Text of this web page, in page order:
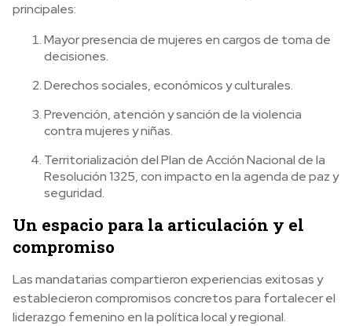
principales:
Mayor presencia de mujeres en cargos de toma de
decisiones.
Derechos sociales, económicos y culturales.
Prevención, atención y sanción de la violencia
contra mujeres y niñas.
Territorialización del Plan de Acción Nacional de la
Resolución 1325, con impacto en la agenda de paz y
seguridad.
Un espacio para la articulación y el
compromiso
Las mandatarias compartieron experiencias exitosas y
establecieron compromisos concretos para fortalecer el
liderazgo femenino en la política local y regional.